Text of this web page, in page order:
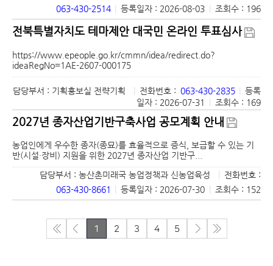
063-430-2514 | 등록일자 : 2026-08-03 | 조회수 : 196
전북특별자치도 테마제안 대국민 온라인 투표심사
https://www.epeople.go.kr/cmmn/idea/redirect.do?
ideaRegNo=1AE-2607-000175
담당부서 : 기획홍보실 전략기획 | 전화번호 : 063-430-2835 | 등록
일자 : 2026-07-31
| 조회수 : 169
2027년 종자산업기반구축사업 공모계획 안내
농업인에게 우수한 종자(종묘)를 효율적으로 증식, 보급할 수 있는 기
반(시설·장비) 지원을 위한 2027년 종자산업 기반구...
담당부서 : 농산촌미래국 농업정책과 신농업육성
전화번호 :
063-430-8661
등록일자 : 2026-07-30 조회수 : 152
1 2 3 4 5